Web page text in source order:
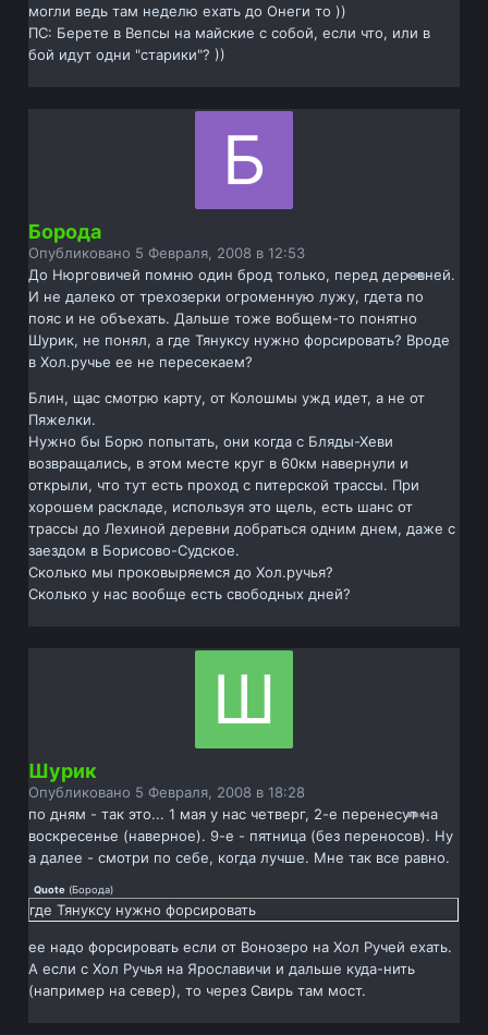
могли ведь там неделю ехать до Онеги то ))
ПС: Берете в Вепсы на майские с собой, если что, или в
бой идут одни "старики"? ))
Борода
Опубликовано 5 Февраля, 2008 в 12:53
До Нюрговичей помню один брод только, перед деревней.
И не далеко от трехозерки огроменную лужу, гдета по
пояс и не объехать. Дальше тоже вобщем-то понятно
Шурик, не понял, а где Тянуксу нужно форсировать? Вроде
в Хол.ручье ее не пересекаем?
Блин, щас смотрю карту, от Колошмы ужд идет, а не от
Пяжелки.
Нужно бы Борю попытать, они когда с Бляды-Хеви
возвращались, в этом месте круг в 60км навернули и
открыли, что тут есть проход с питерской трассы. При
хорошем раскладе, используя это щель, есть шанс от
трассы до Лехиной деревни добраться одним днем, даже с
заездом в Борисово-Судское.
Сколько мы проковыряемся до Хол.ручья?
Сколько у нас вообще есть свободных дней?
Шурик
Опубликовано 5 Февраля, 2008 в 18:28
по дням - так это... 1 мая у нас четверг, 2-е перенесут на
воскресенье (наверное). 9-е - пятница (без переносов). Ну
а далее - смотри по себе, когда лучше. Мне так все равно.
Quote (Борода)
где Тянуксу нужно форсировать
ее надо форсировать если от Вонозеро на Хол Ручей ехать.
А если с Хол Ручья на Ярославичи и дальше куда-нить
(например на север), то через Свирь там мост.